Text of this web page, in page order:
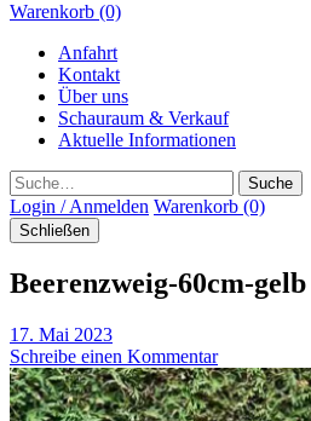
Warenkorb (0)
Anfahrt
Kontakt
Über uns
Schauraum & Verkauf
Aktuelle Informationen
Suche
Login / Anmelden Warenkorb (0)
Schließen
Beerenzweig-60cm-gelb
17. Mai 2023
Schreibe einen Kommentar